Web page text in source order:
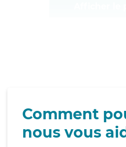
Comment
nous vous